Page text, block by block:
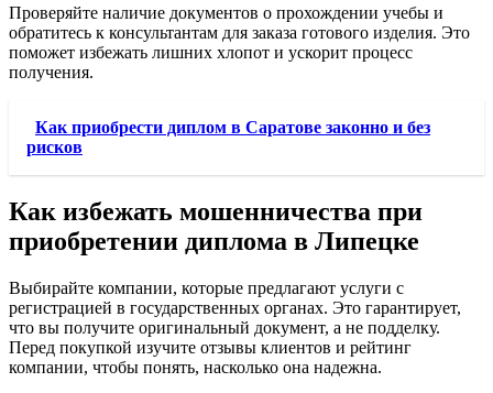
Проверяйте наличие документов о прохождении учебы и
обратитесь к консультантам для заказа готового изделия. Это
поможет избежать лишних хлопот и ускорит процесс
получения.
Как приобрести диплом в Саратове законно и без
рисков
Как избежать мошенничества при
приобретении диплома в Липецке
Выбирайте компании, которые предлагают услуги с
регистрацией в государственных органах. Это гарантирует,
что вы получите оригинальный документ, а не подделку.
Перед покупкой изучите отзывы клиентов и рейтинг
компании, чтобы понять, насколько она надежна.